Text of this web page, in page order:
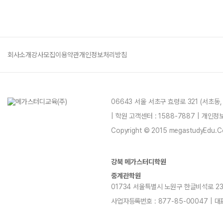
회사소개강사모집이용약관개인정보처리방침
06643 서울 서초구 효령로 321 (서초
| 학원 고객센터 : 1588-7887 | 개인
Copyright © 2015
강북 메가스터디학원
중계관학원
01734 서울특별시 노원구 한글비석
사업자등록번호 : 877-85-00047 | 대